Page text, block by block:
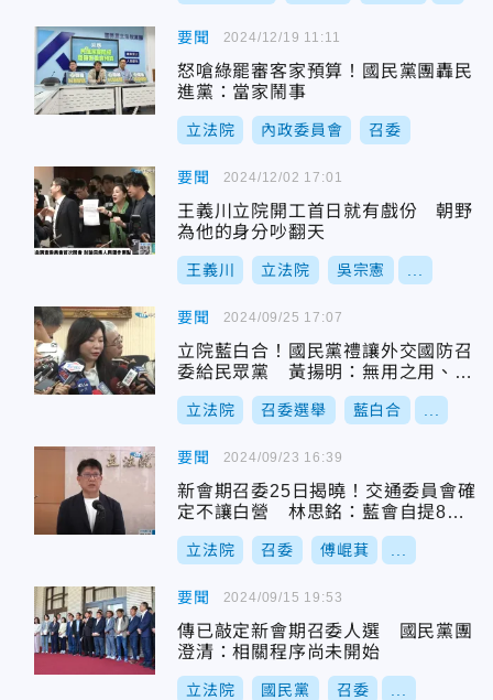
要聞
怒嗆綠罷審客家預算！國民黨團轟民
進黨：當家鬧事
立法院 內政委員會 召委
2024/12/19 11:11
要聞
王義川立院開工首日就有戲份 朝野
為他的身分吵翻天
王義川 立法院 吳宗憲
2024/12/02 17:01
要聞
立院藍白合！國民黨禮讓外交國防召
委給民眾黨 黃揚明：無用之用、聊
勝於無
立法院 召委選舉 藍白合
2024/09/25 17:07
要聞
新會期召委25日揭曉！交通委員會確
定不讓白營 林思銘：藍會自提8席
召委
立法院 召委 傅崐萁
2024/09/23 16:39
要聞
傳已敲定新會期召委人選 國民黨團
澄清：相關程序尚未開始
立法院 國民黨 召委
2024/09/15 19:53